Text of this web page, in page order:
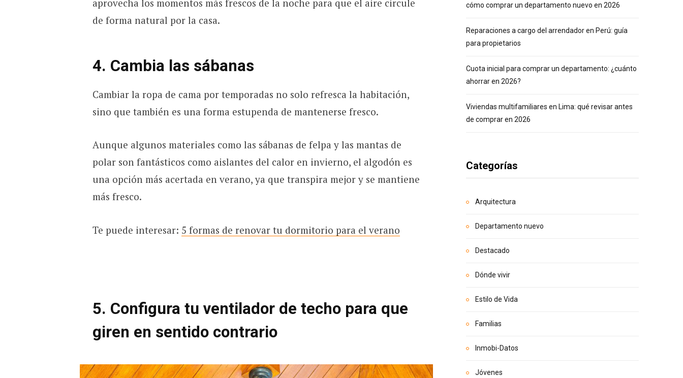
aprovecha los momentos más frescos de la noche para que el aire circule
de forma natural por la casa.
4. Cambia las sábanas
Cambiar la ropa de cama por temporadas no solo refresca la habitación,
sino que también es una forma estupenda de mantenerse fresco.
Aunque algunos materiales como las sábanas de felpa y las mantas de
polar son fantásticos como aislantes del calor en invierno, el algodón es
una opción más acertada en verano, ya que transpira mejor y se mantiene
más fresco.
Te puede interesar: 5 formas de renovar tu dormitorio para el verano
5. Configura tu ventilador de techo para que
giren en sentido contrario
cómo comprar un departamento nuevo en 2026
Reparaciones a cargo del arrendador en Perú: guía
para propietarios
Cuota inicial para comprar un departamento: ¿cuánto
ahorrar en 2026?
Viviendas multifamiliares en Lima: qué revisar antes
de comprar en 2026
Categorías
Arquitectura
Departamento nuevo
Destacado
Dónde vivir
Estilo de Vida
Familias
Inmobi-Datos
Jóvenes